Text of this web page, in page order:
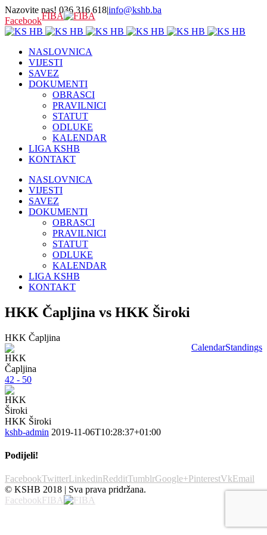
Nazovite nas! 036 316 618|info@kshb.ba
FacebookFIBA
NASLOVNICA
VIJESTI
SAVEZ
DOKUMENTI
OBRASCI
PRAVILNICI
STATUT
ODLUKE
KALENDAR
LIGA KSHB
KONTAKT
NASLOVNICA
VIJESTI
SAVEZ
DOKUMENTI
OBRASCI
PRAVILNICI
STATUT
ODLUKE
KALENDAR
LIGA KSHB
KONTAKT
HKK Čapljina vs HKK Široki
CalendarStandings
HKK Čapljina
42 - 50
HKK Široki
kshb-admin 2019-11-06T10:28:37+01:00
Podijeli!
FacebookTwitterLinkedinRedditTumblrGoogle+PinterestVkEmail
© KSHB 2018 | Sva prava pridržana.
FacebookFIBA